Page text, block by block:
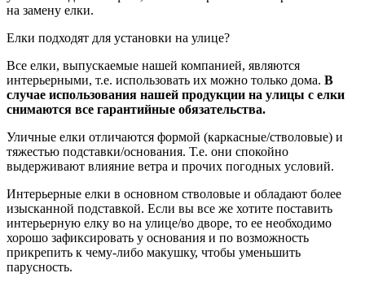
на замену елки.
Елки подходят для установки на улице?
Все елки, выпускаемые нашей компанией, являются
интерьерными, т.е. использовать их можно только дома. В
случае использования нашей продукции на улицы с елки
снимаются все гарантийные обязательства.
Уличные елки отличаются формой (каркасные/стволовые) и
тяжестью подставки/основания. Т.е. они спокойно
выдерживают влияние ветра и прочих погодных условий.
Интерьерные елки в основном стволовые и обладают более
изысканной подставкой. Если вы все же хотите поставить
интерьерную елку во на улице/во дворе, то ее необходимо
хорошо зафиксировать у основания и по возможность
прикрепить к чему-либо макушку, чтобы уменьшить
парусность.